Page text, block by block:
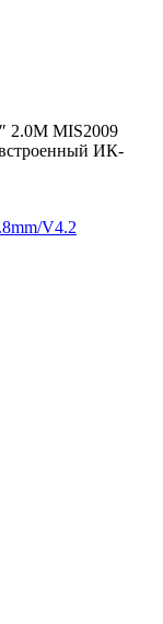
2.0M MIS2009
ИК-
V4.2